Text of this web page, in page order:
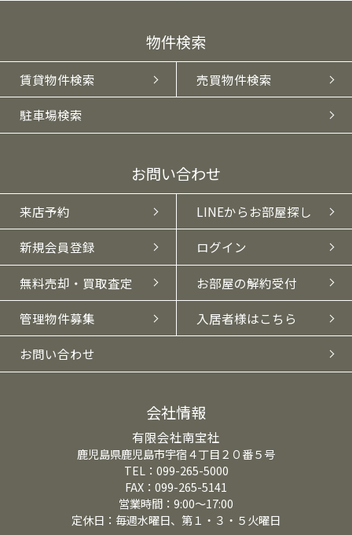
物件検索
賃貸物件検索 売買物件検索
駐車場検索
お問い合わせ
来店予約 LINEからお部屋探し
新規会員登録 ログイン
無料売却・買取査定 お部屋の解約受付
管理物件募集 入居者様はこちら
お問い合わせ
会社情報
有限会社南宝社
鹿児島県鹿児島市宇宿４丁目２０番５号
TEL：099-265-5000
FAX：099-265-5141
営業時間：9:00～17:00
定休日：毎週水曜日、第１・３・５火曜日